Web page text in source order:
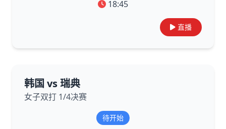
18:45
直播
韩国 vs 瑞典
女子双打 1/4决赛
待开始